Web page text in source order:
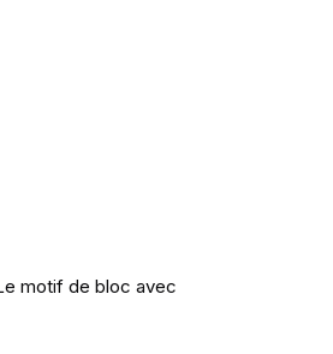
motif de bloc avec